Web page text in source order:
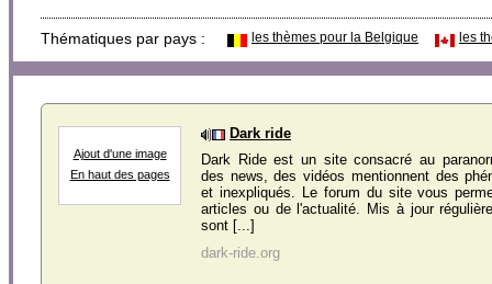
Thématiques par pays : les thèmes pour la Belgique les
Ajout d'une image
En haut des pages
Dark ride
Dark Ride est un site consacré au
des news, des vidéos mentionnent des
et inexpliqués. Le forum du site vous
articles ou de l'actualité. Mis à jour
sont [...]
dark-ride.org